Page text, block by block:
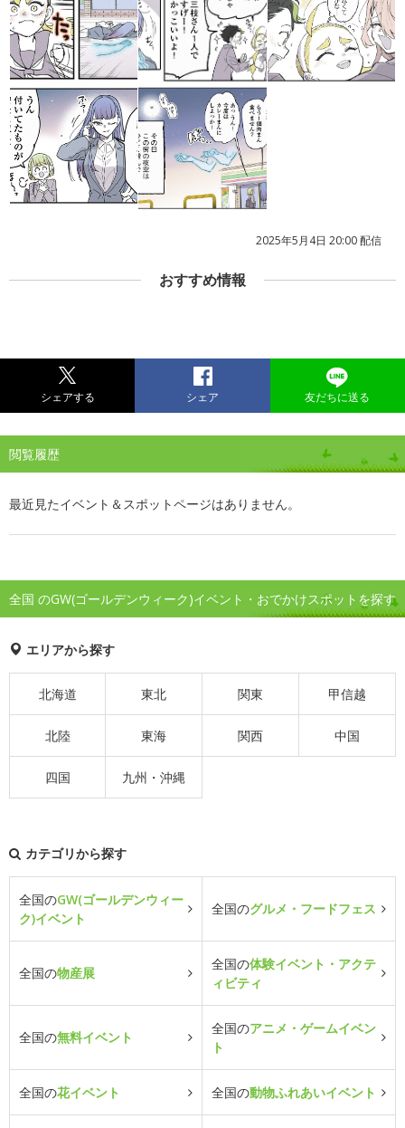
2025年5月4日 20:00 配信
おすすめ情報
シェアする シェア 友だちに送る
閲覧履歴
最近見たイベント＆スポットページはありません。
全国 のGW(ゴールデンウィーク)イベント・おでかけスポットを探す
エリアから探す
北海道 東北 関東 甲信越
北陸 東海 関西 中国
四国 九州・沖縄
カテゴリから探す
全国のGW(ゴールデンウィー
ク)イベント
全国のグルメ・フードフェス
全国の物産展
全国の体験イベント・アクテ
ィビティ
全国の無料イベント
全国のアニメ・ゲームイベン
ト
全国の花イベント 全国の動物ふれあいイベント